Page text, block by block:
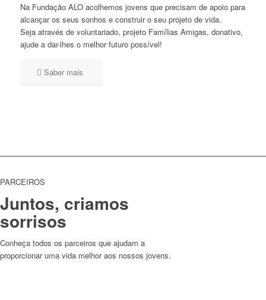
Na Fundação ALO acolhemos jovens que precisam de apoio para
alcançar os seus sonhos e construir o seu projeto de vida.
Seja através de voluntariado, projeto Famílias Amigas, donativo,
ajude a dar-lhes o melhor futuro possível!
Saber mais
PARCEIROS
Juntos, criamos
sorrisos
Conheça todos os parceiros que ajudam a
proporcionar uma vida melhor aos nossos jovens.